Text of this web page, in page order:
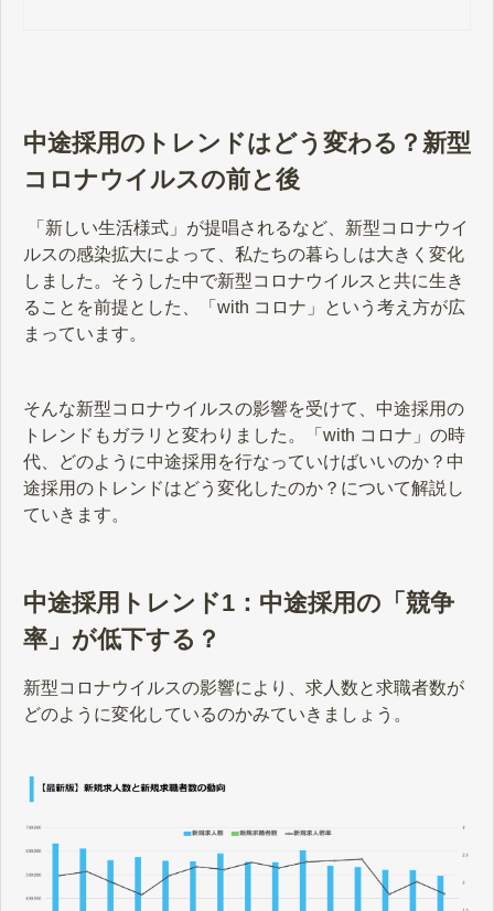
中途採用のトレンドはどう変わる？新型
コロナウイルスの前と後
「新しい生活様式」が提唱されるなど、新型コロナウイ
ルスの感染拡大によって、私たちの暮らしは大きく変化
しました。そうした中で新型コロナウイルスと共に生き
ることを前提とした、「with コロナ」という考え方が広
まっています。
そんな新型コロナウイルスの影響を受けて、中途採用の
トレンドもガラリと変わりました。「with コロナ」の時
代、どのように中途採用を行なっていけばいいのか？中
途採用のトレンドはどう変化したのか？について解説し
ていきます。
中途採用トレンド1：中途採用の「競争
率」が低下する？
新型コロナウイルスの影響により、求人数と求職者数が
どのように変化しているのかみていきましょう。